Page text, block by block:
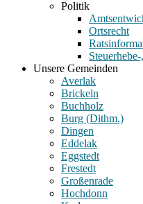
Politik
Ortsrecht
Unsere Gemeinden
Averlak
Brickeln
Buchholz
Burg (Dithm.)
Dingen
Eddelak
Eggstedt
Frestedt
Großenrade
Hochdonn